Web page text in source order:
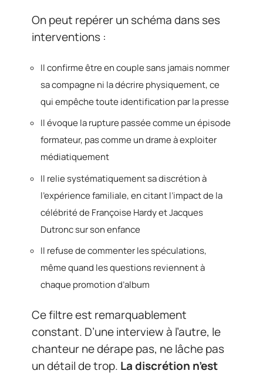
On peut repérer un schéma dans ses
interventions :
Il confirme être en couple sans jamais nommer
sa compagne ni la décrire physiquement, ce
qui empêche toute identification par la presse
Il évoque la rupture passée comme un épisode
formateur, pas comme un drame à exploiter
médiatiquement
Il relie systématiquement sa discrétion à
l’expérience familiale, en citant l’impact de la
célébrité de Françoise Hardy et Jacques
Dutronc sur son enfance
Il refuse de commenter les spéculations,
même quand les questions reviennent à
chaque promotion d’album
Ce filtre est remarquablement
constant. D’une interview à l’autre, le
chanteur ne dérape pas, ne lâche pas
un détail de trop. La discrétion n’est